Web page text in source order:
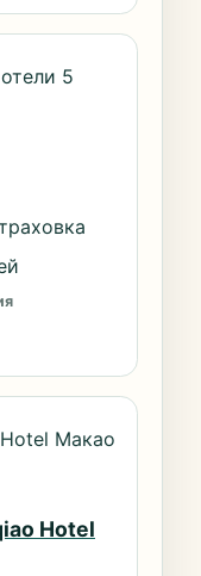
5
Макао
Hotel